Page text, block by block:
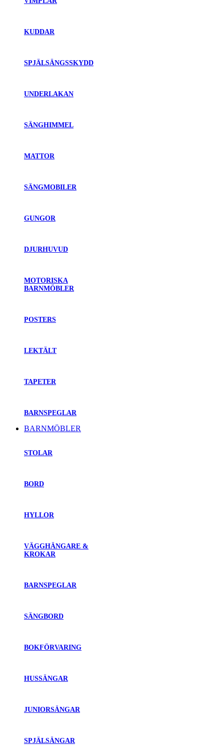
KUDDAR
SPJÄLSÄNGSSKYDD
UNDERLAKAN
SÄNGHIMMEL
MATTOR
SÄNGMOBILER
GUNGOR
DJURHUVUD
MOTORISKA
BARNMÖBLER
POSTERS
LEKTÄLT
TAPETER
BARNSPEGLAR
BARNMÖBLER
STOLAR
BORD
HYLLOR
VÄGGHÄNGARE &
KROKAR
BARNSPEGLAR
SÄNGBORD
BOKFÖRVARING
HUSSÄNGAR
JUNIORSÄNGAR
SPJÄLSÄNGAR